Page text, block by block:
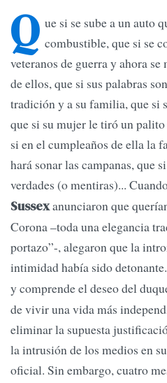
Q ue si se sube a un auto
combustible, que si se
veteranos de guerra y ahora
de ellos, que si sus palabras
tradición y a su familia, que si
que si su mujer le tiró un
si en el cumpleaños de ella la
hará sonar las campanas, que
verdades (o mentiras)...
Sussexanunciaron que
Corona –toda una elegancia
portazo”-, alegaron que la
intimidad había sido
y comprende el deseo del
de vivir una vida más
eliminar la supuesta
la intrusión de los medios en
oficial. Sin embargo, cuatro